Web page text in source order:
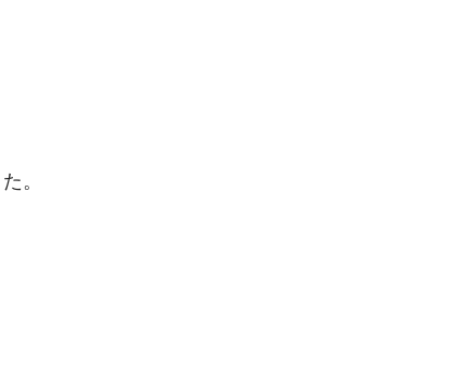
。